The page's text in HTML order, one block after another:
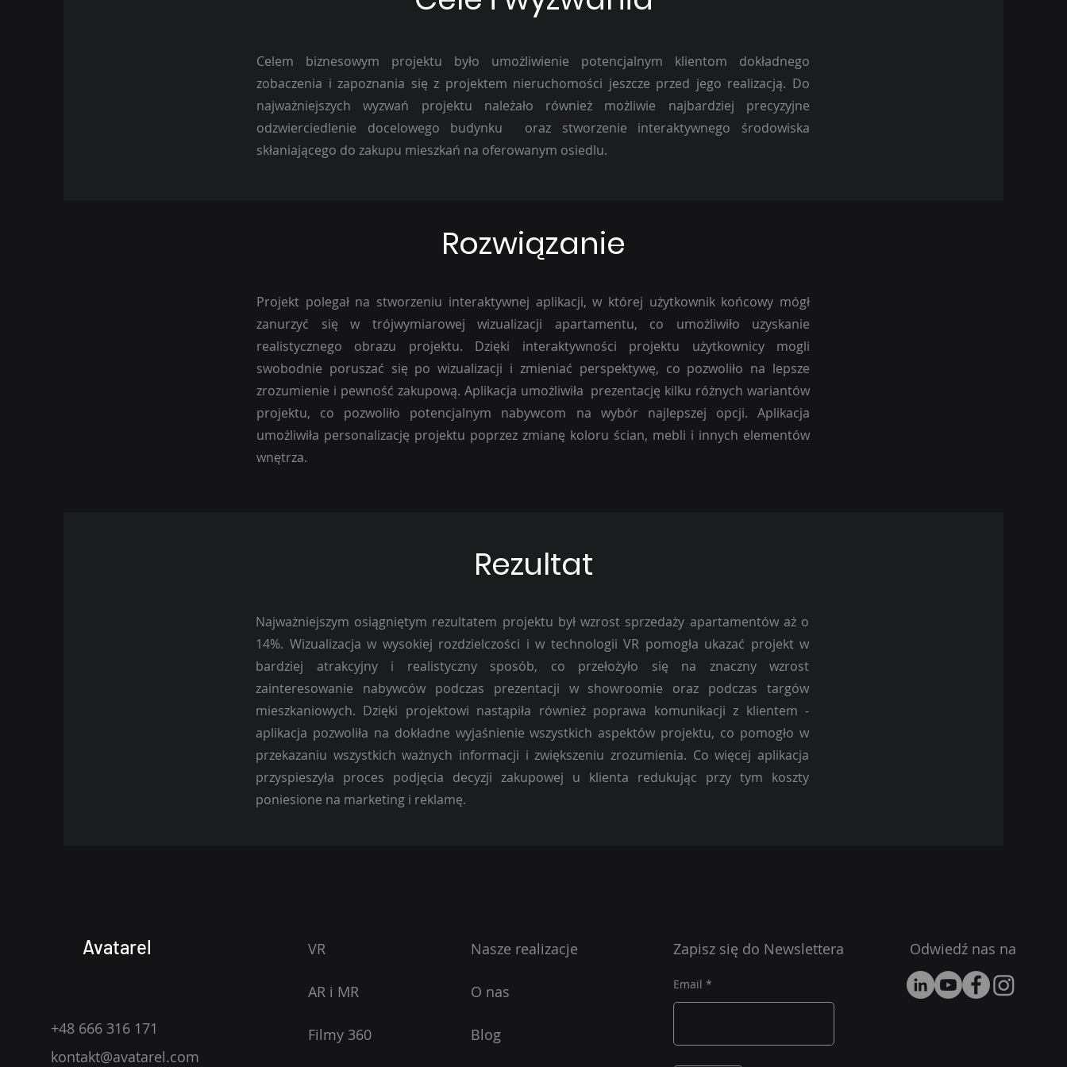
Celem biznesowym projektu było umożliwienie potencjalnym klientom dokładnego
zobaczenia i zapoznania się z projektem nieruchomości jeszcze przed jego realizacją. Do
najważniejszych wyzwań projektu należało również możliwie najbardziej precyzyjne
odzwierciedlenie docelowego budynku oraz stworzenie interaktywnego środowiska
skłaniającego do zakupu mieszkań na oferowanym osiedlu.
Rozwiązanie
Projekt polegał na stworzeniu interaktywnej aplikacji, w której użytkownik końcowy mógł
zanurzyć się w trójwymiarowej wizualizacji apartamentu, co umożliwiło uzyskanie
realistycznego obrazu projektu. Dzięki interaktywności projektu użytkownicy mogli
swobodnie poruszać się po wizualizacji i zmieniać perspektywę, co pozwoliło na lepsze
zrozumienie i pewność zakupową. Aplikacja umożliwiła prezentację kilku różnych wariantów
projektu, co pozwoliło potencjalnym nabywcom na wybór najlepszej opcji. Aplikacja
umożliwiła personalizację projektu poprzez zmianę koloru ścian, mebli i innych elementów
wnętrza.
Rezultat
Najważniejszym osiągniętym rezultatem projektu był wzrost sprzedaży apartamentów aż o
14%. Wizualizacja w wysokiej rozdzielczości i w technologii VR pomogła ukazać projekt w
bardziej atrakcyjny i realistyczny sposób, co przełożyło się na znaczny wzrost
zainteresowanie nabywców podczas prezentacji w showroomie oraz podczas targów
mieszkaniowych. Dzięki projektowi nastąpiła również poprawa komunikacji z klientem -
aplikacja pozwoliła na dokładne wyjaśnienie wszystkich aspektów projektu, co pomogło w
przekazaniu wszystkich ważnych informacji i zwiększeniu zrozumienia. Co więcej aplikacja
przyspieszyła proces podjęcia decyzji zakupowej u klienta redukując przy tym koszty
poniesione na marketing i reklamę.
Avatarel
+48 666 316 171
kontakt@avatarel.com
VR
AR i MR
Filmy 360
Nasze realizacje
O nas
Blog
Zapisz się do Newslettera
Email
Odwiedź nas na